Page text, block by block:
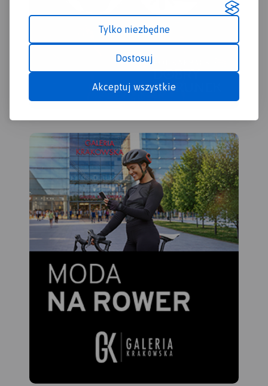
Tylko niezbędne
Dostosuj
Akceptuj wszystkie